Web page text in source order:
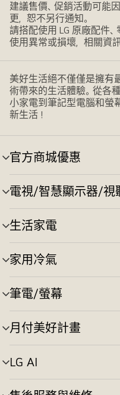
建議售價、促銷活動可能
更，恕不另行通知。
請搭配使用 LG 原廠配件
使用異常或損壞，相關資
美好生活絕不僅僅是擁有
術帶來的生活體驗。從各
小家電到筆記型電腦和螢
新生活！
官方商城優惠
選
單
切
換
電視/智慧顯示器/視
選
單
切
換
生活家電
選
單
切
換
家用冷氣
選
單
切
換
筆電/螢幕
選
單
切
換
月付美好計畫
選
單
切
換
LG AI
選
單
切